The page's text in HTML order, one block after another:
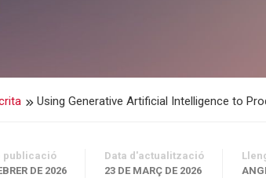
Using Generative Artificial Intelligence to
publicació
DE 2026
Data d'actualització
23 DE MARÇ DE 2026